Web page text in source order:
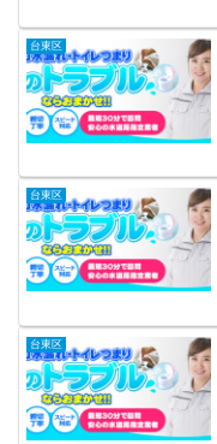
台東区
台東区
台東区